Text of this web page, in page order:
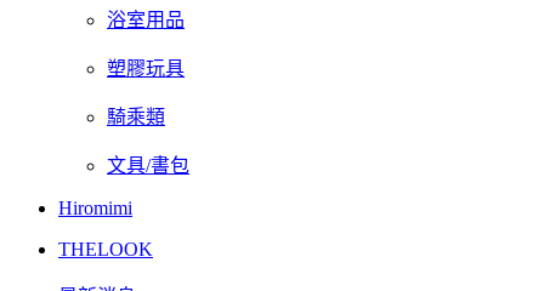
浴室用品
塑膠玩具
騎乘類
文具/書包
Hiromimi
THELOOK